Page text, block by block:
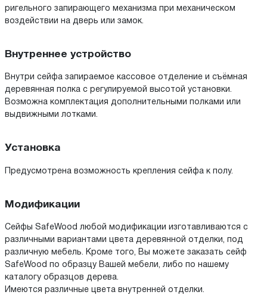
ригельного запирающего механизма при механическом
воздействии на дверь или замок.
Внутреннее устройство
Внутри сейфа запираемое кассовое отделение и съёмная
деревянная полка с регулируемой высотой установки.
Возможна комплектация дополнительными полками или
выдвижными лотками.
Установка
Предусмотрена возможность крепления сейфа к полу.
Модификации
Сейфы SafeWood любой модификации изготавливаются c
различными вариантами цвета деревянной отделки, под
различную мебель. Кроме того, Вы можете заказать сейф
SafeWood по образцу Вашей мебели, либо по нашему
каталогу образцов дерева.
Имеются различные цвета внутренней отделки.